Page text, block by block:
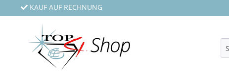
KAUF AUF RECHNUNG